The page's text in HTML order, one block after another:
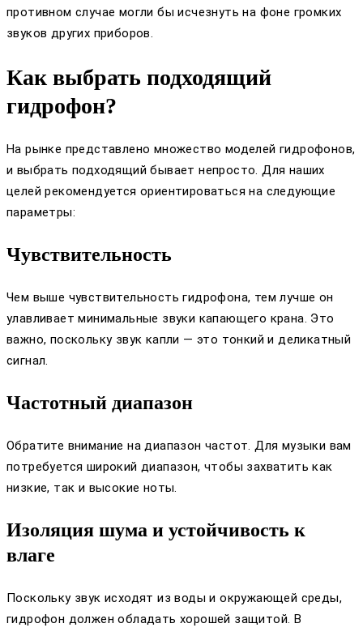
противном случае могли бы исчезнуть на фоне громких
звуков других приборов.
Как выбрать подходящий
гидрофон?
На рынке представлено множество моделей гидрофонов,
и выбрать подходящий бывает непросто. Для наших
целей рекомендуется ориентироваться на следующие
параметры:
Чувствительность
Чем выше чувствительность гидрофона, тем лучше он
улавливает минимальные звуки капающего крана. Это
важно, поскольку звук капли — это тонкий и деликатный
сигнал.
Частотный диапазон
Обратите внимание на диапазон частот. Для музыки вам
потребуется широкий диапазон, чтобы захватить как
низкие, так и высокие ноты.
Изоляция шума и устойчивость к
влаге
Поскольку звук исходят из воды и окружающей среды,
гидрофон должен обладать хорошей защитой. В